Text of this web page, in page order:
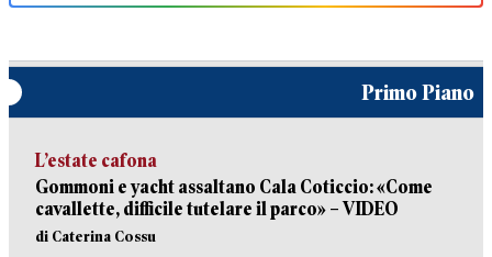
Primo Piano
L’estate cafona
Gommoni e yacht assaltano Cala Coticcio: «Come
cavallette, difficile tutelare il parco» – VIDEO
di Caterina Cossu